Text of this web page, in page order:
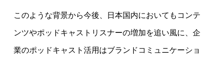
このような背景から今後、日本国内においてもコンテ
ンツやポッドキャストリスナーの増加を追い風に、企
業のポッドキャスト活用はブランドコミュニケーショ